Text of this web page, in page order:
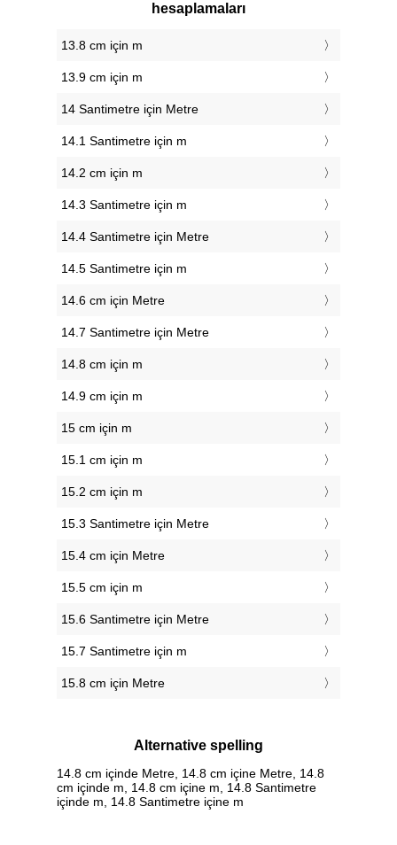
hesaplamaları
13.8 cm için m
13.9 cm için m
14 Santimetre için Metre
14.1 Santimetre için m
14.2 cm için m
14.3 Santimetre için m
14.4 Santimetre için Metre
14.5 Santimetre için m
14.6 cm için Metre
14.7 Santimetre için Metre
14.8 cm için m
14.9 cm için m
15 cm için m
15.1 cm için m
15.2 cm için m
15.3 Santimetre için Metre
15.4 cm için Metre
15.5 cm için m
15.6 Santimetre için Metre
15.7 Santimetre için m
15.8 cm için Metre
Alternative spelling
14.8 cm içinde Metre, 14.8 cm içine Metre, 14.8
cm içinde m, 14.8 cm içine m, 14.8 Santimetre
içinde m, 14.8 Santimetre içine m